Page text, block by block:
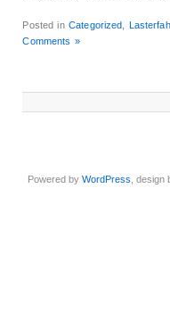
Posted inCategorized
Comments »
Powered byWordPress , design